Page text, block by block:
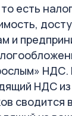
есть
и
НДС
сводится
налоги,